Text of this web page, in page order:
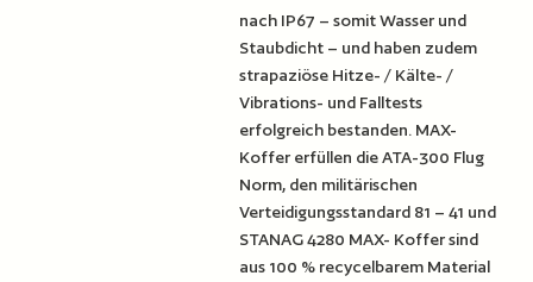
nach IP67 – somit Wasser und
Staubdicht – und haben zudem
strapaziöse Hitze- / Kälte- /
Vibrations- und Falltests
erfolgreich bestanden. MAX-
Koffer erfüllen die ATA-300 Flug
Norm, den militärischen
Verteidigungsstandard 81 – 41 und
STANAG 4280 MAX- Koffer sind
aus 100 % recycelbarem Material